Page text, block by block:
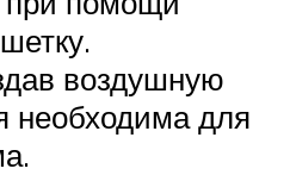
воздушную
необходима для